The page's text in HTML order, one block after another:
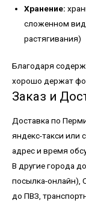
Хранение:
сложенном
растягивания)
Благодаря
хорошо держат
Заказ и
Доставка по
яндекс-такси
адрес и время
В другие города
посылка-онлайн),
до ПВЗ,